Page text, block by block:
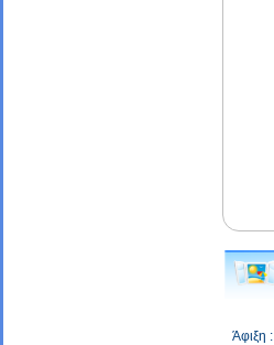
Άφιξη :